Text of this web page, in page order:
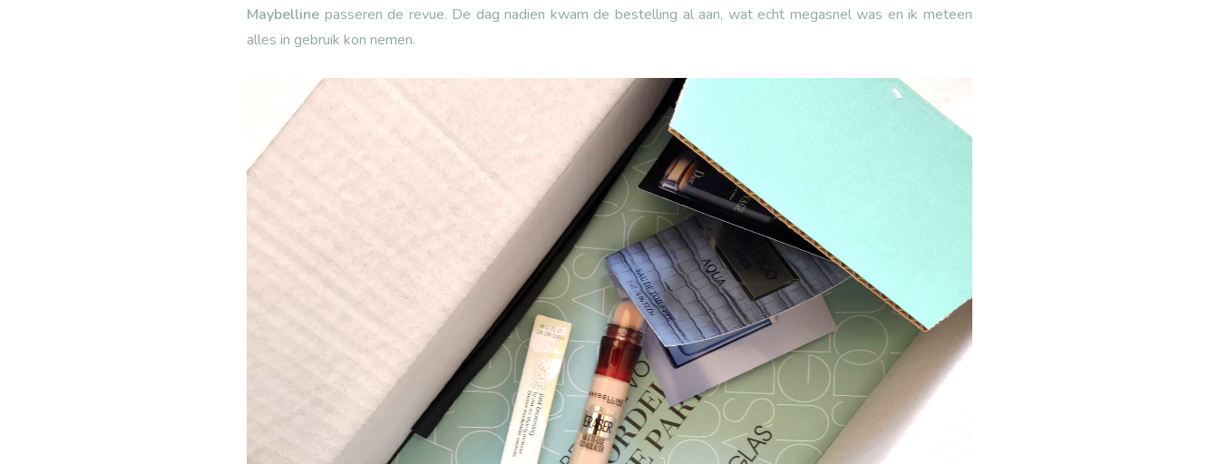
Maybelline passeren de revue. De dag nadien kwam de bestelling al aan, wat echt megasnel was en ik meteen
alles in gebruik kon nemen.